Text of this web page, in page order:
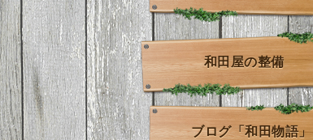
和田屋の整備
ブログ「和田物語」